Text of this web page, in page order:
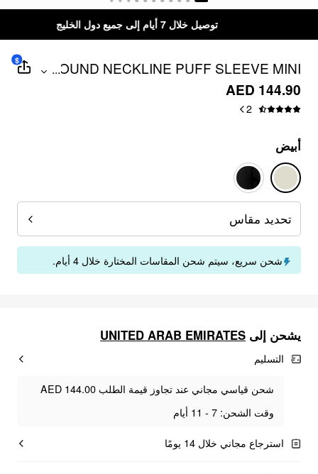
توصيل خلال 7 أيام إلى جميع دول الخليج
ROUND NECKLINE PUFF SLEEVE MINI
STRAIGHT DRESS
...
AED 144.90
2
$
أبيض
تحديد مقاس
شحن سريع، سيتم شحن المقاسات المختارة خلال 4 أيام.
يشحن إلى UNITED ARAB EMIRATES
التسليم
شحن قياسي مجاني عند تجاوز قيمة الطلب AED 144.00
وقت الشحن: 7 - 11 أيام
استرجاع مجاني خلال 14 يومًا